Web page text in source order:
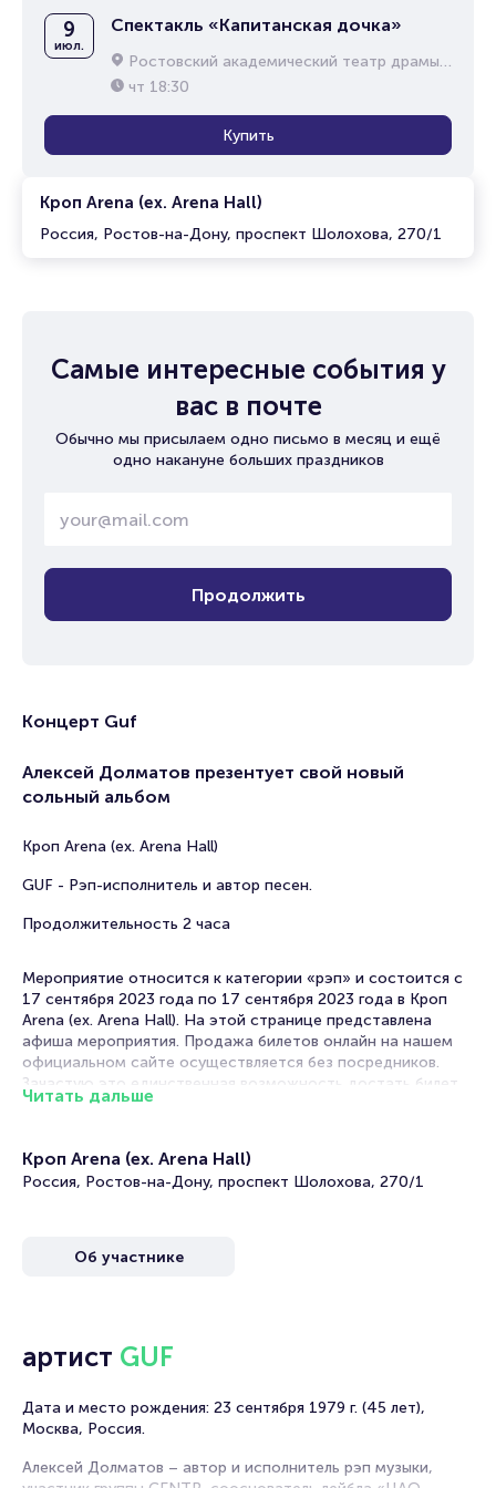
Кроп Arena (ex. Arena Hall)
Россия, Ростов-на-Дону, проспект Шолохова, 270/1
9
июл.
Спектакль «Капитанская дочка»
Ростовский академический театр драмы им. М.Горького
чт 18:30
Купить
Самые интересные события у
вас в почте
Обычно мы присылаем одно письмо в месяц и ещё
одно накануне больших праздников
Продолжить
Концерт Guf
Алексей Долматов презентует свой новый
сольный альбом
Кроп Arena (ex. Arena Hall)
GUF - Рэп-исполнитель и автор песен.
Продолжительность 2 часа
Мероприятие относится к категории «рэп» и состоится с
17 сентября 2023 года по 17 сентября 2023 года в Кроп
Arena (ex. Arena Hall). На этой странице представлена
афиша мероприятия. Продажа билетов онлайн на нашем
официальном сайте осуществляется без посредников.
Зачастую это единственная возможность достать билет
на рэп-концерт.
Практически каждую неделю проходят концерты молодых
и уже известных рэперов. В качестве площадок для
Музыка этого жанра постоянно развивается, пополняется
Выбираете какое музыкальное мероприятие вы хотите
вашего внимания!
Читать дальше
Кроп Arena (ex. Arena Hall)
Россия, Ростов-на-Дону, проспект Шолохова, 270/1
Об участнике
артист GUF
Дата и место рождения: 23 сентября 1979 г. (45 лет),
Москва, Россия.
Алексей Долматов – автор и исполнитель рэп музыки,